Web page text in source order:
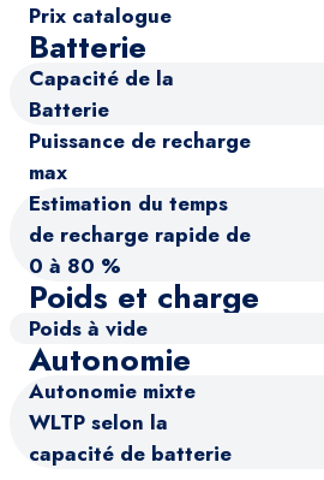
Prix catalogue
Batterie
Capacité de la
Batterie
Puissance de recharge
max
Estimation du temps
de recharge rapide de
0 à 80 %
Poids et charge
Poids à vide
Autonomie
Autonomie mixte
WLTP selon la
capacité de batterie